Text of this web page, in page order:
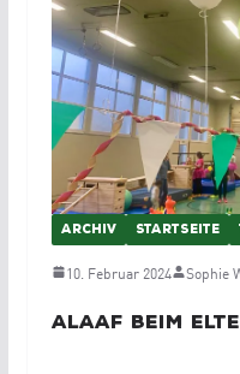
ARCHIV STARTSEITE
10. Februar 2024 Sophie
Alaaf beim